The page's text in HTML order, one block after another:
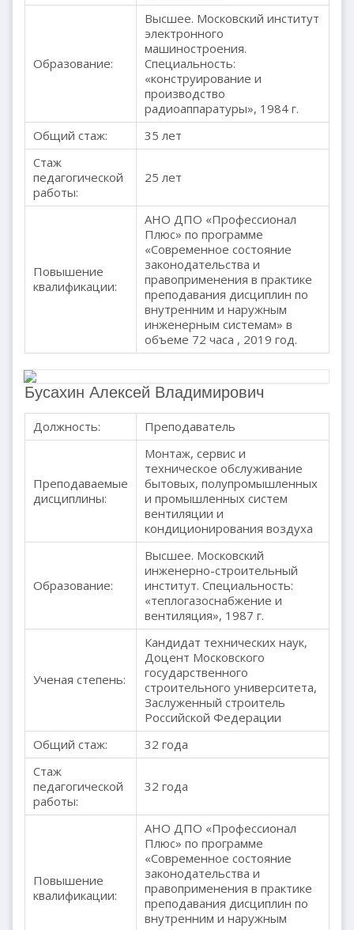
Образование:
Высшее. Московский институт
электронного
машиностроения.
Специальность:
«конструирование и
производство
радиоаппаратуры», 1984 г.
Общий стаж:
35 лет
Стаж
педагогической
работы:
25 лет
Повышение
квалификации:
АНО ДПО «Профессионал
Плюс» по программе
«Современное состояние
законодательства и
правоприменения в практике
преподавания дисциплин по
внутренним и наружным
инженерным системам» в
объеме 72 часа , 2019 год.
Бусахин Алексей Владимирович
Должность: Преподаватель
Преподаваемые
дисциплины:
Монтаж, сервис и
техническое обслуживание
бытовых, полупромышленных
и промышленных систем
вентиляции и
кондиционирования воздуха
Образование:
Высшее. Московский
инженерно-строительный
институт. Специальность:
«теплогазоснабжение и
вентиляция», 1987 г.
Ученая степень:
Кандидат технических наук,
Доцент Московского
государственного
строительного университета,
Заслуженный строитель
Российской Федерации
Общий стаж:
32 года
Стаж
педагогической
работы:
32 года
Повышение
квалификации:
АНО ДПО «Профессионал
Плюс» по программе
«Современное состояние
законодательства и
правоприменения в практике
преподавания дисциплин по
внутренним и наружным